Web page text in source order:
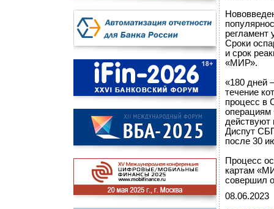
регламент
Сроки
и срок
«МИР».
«180 дней
течение
процесс в
действуют
Диспут
после 30
Процесс
картам
совершил
08.06.2023